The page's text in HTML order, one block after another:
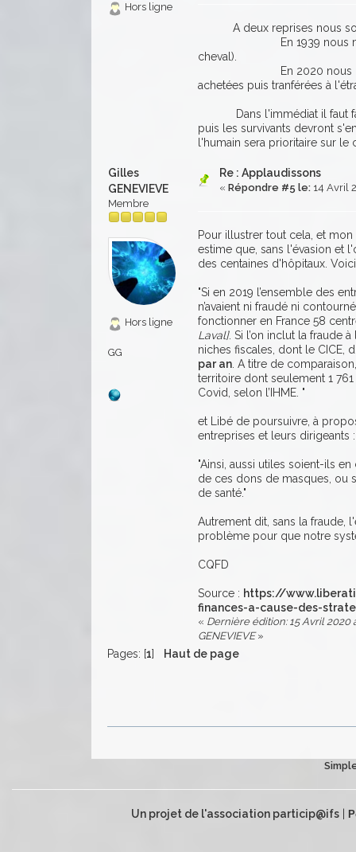
Hors ligne
A deux reprises nous
En 1939 nous
cheval).
En 2020 nous
achetées puis tranférées à
Dans l'immédiat il faut
puis les survivants devront
l'humain sera prioritaire sur le
Gilles
GENEVIEVE
Membre
Hors ligne
GG
Re : Applaudissons
« Répondre #5 le: 14 Avril
Pour illustrer tout cela, et
estime que, sans l'évasion et
des centaines d'hôpitaux.
"Si en 2019 l’ensemble des
n’avaient ni fraudé ni
fonctionner en France 58
Laval]. Si l’on inclut la fraude
niches fiscales, dont le CICE,
par an . A titre de
territoire dont seulement 1
Covid, selon l’IHME. "
et Libé de poursuivre, à
entreprises et leurs dirigeants :
"Ainsi, aussi utiles soient-ils
de ces dons de masques, ou
de santé."
Autrement dit, sans la fraude,
problème pour que notre
CQFD
Source : https://
finances-a-cause-des-
« Dernière édition: 15 Avril 2020
GENEVIEVE»
Pages: [1] Haut de page
Un projet de l'association particip@ifs